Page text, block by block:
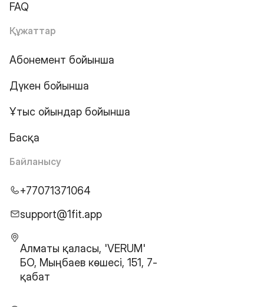
FAQ
Құжаттар
Абонемент бойынша
Дүкен бойынша
Ұтыс ойындар бойынша
Басқа
Байланысу
+77071371064
support@1fit.app
Алматы қаласы, 'VERUM'
БО, Мыңбаев көшесі, 151, 7-
қабат